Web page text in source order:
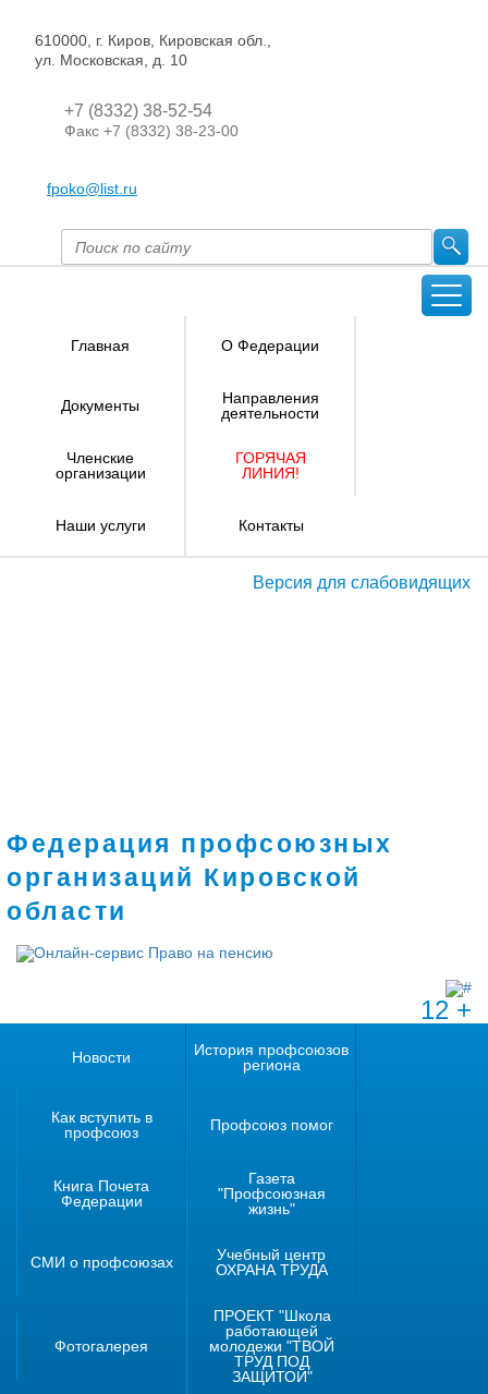
610000, г. Киров, Кировская обл.,
ул. Московская, д. 10
+7 (8332) 38-52-54
Факс +7 (8332) 38-23-00
fpoko@list.ru
Главная О Федерации
Документы
Направления
деятельности
Членские
организации
ГОРЯЧАЯ
ЛИНИЯ!
Наши услуги Контакты
Версия для слабовидящих
Федерация профсоюзных
организаций Кировской
области
12 +
Новости
История профсоюзов
региона
Как вступить в
профсоюз
Профсоюз помог
Книга Почета
Федерации
Газета
"Профсоюзная
жизнь"
СМИ о профсоюзах
Учебный центр
ОХРАНА ТРУДА
Фотогалерея
ПРОЕКТ "Школа
работающей
молодежи "ТВОЙ
ТРУД ПОД
ЗАЩИТОЙ"